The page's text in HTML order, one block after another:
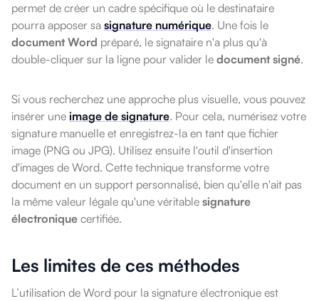
permet de créer un cadre spécifique où le destinataire
pourra apposer sa signature numérique. Une fois le
document Word préparé, le signataire n'a plus qu'à
double-cliquer sur la ligne pour valider le document signé.
Si vous recherchez une approche plus visuelle, vous pouvez
insérer une image de signature. Pour cela, numérisez votre
signature manuelle et enregistrez-la en tant que fichier
image (PNG ou JPG). Utilisez ensuite l'outil d'insertion
d'images de Word. Cette technique transforme votre
document en un support personnalisé, bien qu'elle n'ait pas
la même valeur légale qu'une véritable signature
électronique certifiée.
Les limites de ces méthodes
L’utilisation de Word pour la signature électronique est